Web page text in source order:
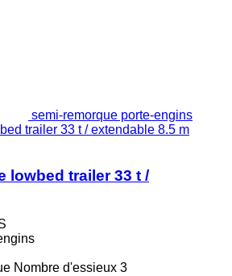
semi-remorque porte-engins
trailer 33 t / extendable 8.5 m
lowbed trailer 33 t /
Nombre d'essieux 3